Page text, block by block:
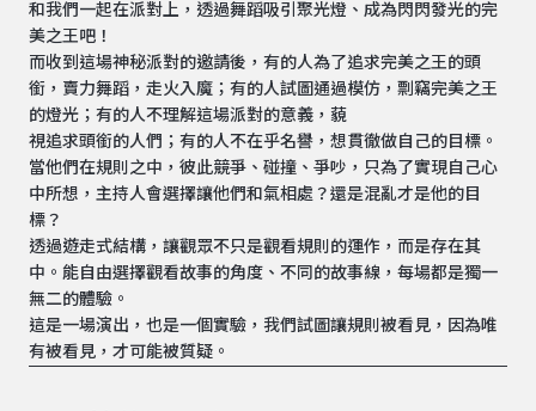
和我們一起在派對上，透過舞蹈吸引聚光燈、成為閃閃發光的完
美之王吧！
而收到這場神秘派對的邀請後，有的人為了追求完美之王的頭
銜，賣力舞蹈，走火入魔；有的人試圖通過模仿，剽竊完美之王
的燈光；有的人不理解這場派對的意義，藐
視追求頭銜的人們；有的人不在乎名譽，想貫徹做自己的目標。
當他們在規則之中，彼此競爭、碰撞、爭吵，只為了實現自己心
中所想，主持人會選擇讓他們和氣相處？還是混亂才是他的目
標？
透過遊走式結構，讓觀眾不只是觀看規則的運作，而是存在其
中。能自由選擇觀看故事的角度、不同的故事線，每場都是獨一
無二的體驗。
這是一場演出，也是一個實驗，我們試圖讓規則被看見，因為唯
有被看見，才可能被質疑。